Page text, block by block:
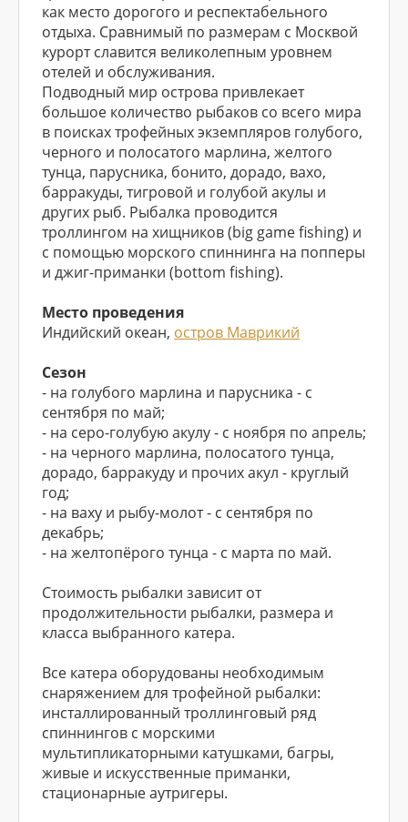
как место дорогого и респектабельного
отдыха. Сравнимый по размерам с Москвой
курорт славится великолепным уровнем
отелей и обслуживания.
Подводный мир острова привлекает
большое количество рыбаков со всего мира
в поисках трофейных экземпляров голубого,
черного и полосатого марлина, желтого
тунца, парусника, бонито, дорадо, вахо,
барракуды, тигровой и голубой акулы и
других рыб. Рыбалка проводится
троллингом на хищников (big game fishing) и
с помощью морского спиннинга на попперы
и джиг-приманки (bottom fishing).
Место проведения
Индийский океан, остров Маврикий
Сезон
- на голубого марлина и парусника - с
сентября по май;
- на серо-голубую акулу - с ноября по апрель;
- на черного марлина, полосатого тунца,
дорадо, барракуду и прочих акул - круглый
год;
- на ваху и рыбу-молот - с сентября по
декабрь;
- на желтопёрого тунца - с марта по май.
Стоимость рыбалки зависит от
продолжительности рыбалки, размера и
класса выбранного катера.
Все катера оборудованы необходимым
снаряжением для трофейной рыбалки:
инсталлированный троллинговый ряд
спиннингов с морскими
мультипликаторными катушками, багры,
живые и искусственные приманки,
стационарные аутригеры.